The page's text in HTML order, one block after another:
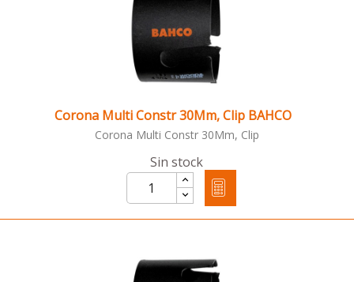
Corona Multi Constr 30Mm, Clip BAHCO
Corona Multi Constr 30Mm, Clip
Sin stock